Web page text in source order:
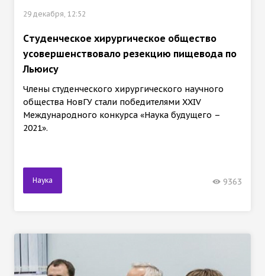
29 декабря, 12:52
Cтуденческое хирургическое общество
усовершенствовало резекцию пищевода по
Льюису
Члены студенческого хирургического научного
общества НовГУ стали победителями XXIV
Международного конкурса «Наука будущего –
2021».
Наука 9363